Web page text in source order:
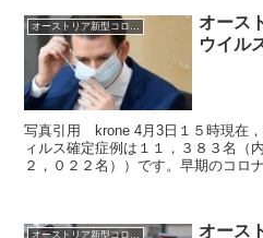
オース
ウイル
写真引用 krone 4月3日１５時現在
ィルス確定症例は１１，３８３名（
２，０２２名））です。早期のコロ
オース